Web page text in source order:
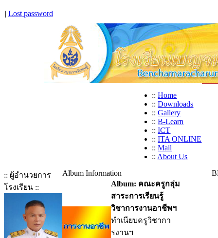
| Lost password
:: Home
:: Downloads
:: Gallery
:: B-Learn
:: ICT
:: ITA ONLINE
:: Mail
:: About Us
:: ผู้อำนวยการ
โรงเรียน ::
Album Information
Album: คณะครูกลุ่ม
สาระการเรียนรู้
วิชาการงานอาชีพฯ
ทำเนียบครูวิชากา
รงานฯ